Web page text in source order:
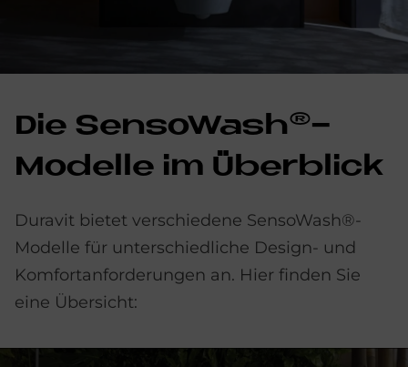
Die Sen­so­Wa­s­h®-
Mo­del­le im Über­bli­ck
Duravit bietet verschiedene SensoWash®-
Modelle für unterschiedliche Design- und
Komfortanforderungen an. Hier finden Sie
eine Übersicht: